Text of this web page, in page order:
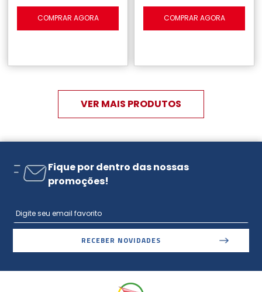
COMPRAR AGORA COMPRAR AGORA
Fique por dentro das nossas
promoções!
RECEBER NOVIDADES